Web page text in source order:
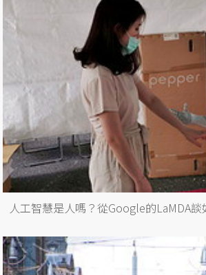
人工智慧是人嗎？從Google的LaMDA